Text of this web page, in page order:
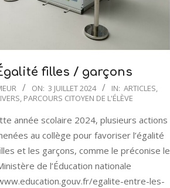
filles / garçons
ON: 3 JUILLET 2024 IN: ARTICLES,
, PARCOURS CITOYEN DE L'ÉLÈVE
année scolaire 2024, plusieurs actions
au collège pour favoriser l’égalité
et les garçons, comme le préconise le
de l’Éducation nationale
egalite-entre-les-